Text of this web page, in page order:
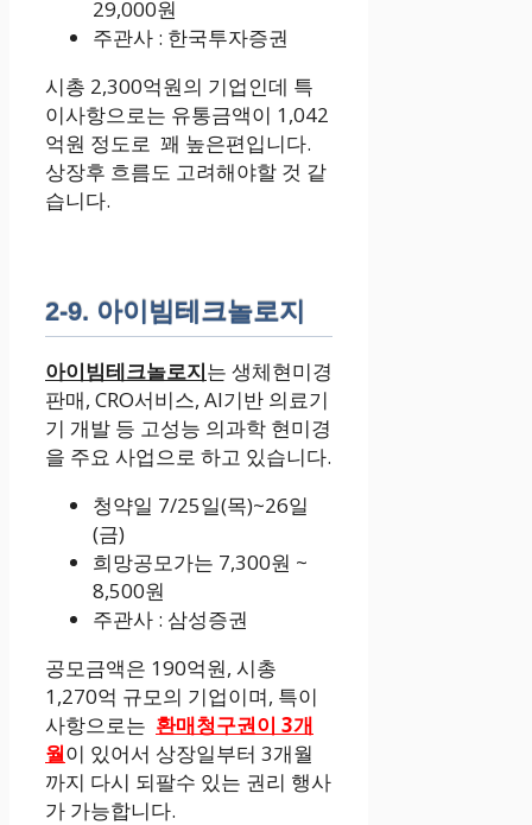
29,000원
주관사 : 한국투자증권
시총 2,300억원의 기업인데 특
이사항으로는 유통금액이 1,042
억원 정도로 꽤 높은편입니다.
상장후 흐름도 고려해야할 것 같
습니다.
2-9. 아이빔테크놀로지
아이빔테크놀로지는 생체현미경
판매, CRO서비스, AI기반 의료기
기 개발 등 고성능 의과학 현미경
을 주요 사업으로 하고 있습니다.
청약일 7/25일(목)~26일
(금)
희망공모가는 7,300원 ~
8,500원
주관사 : 삼성증권
공모금액은 190억원, 시총
1,270억 규모의 기업이며, 특이
사항으로는 환매청구권이 3개
월이 있어서 상장일부터 3개월
까지 다시 되팔수 있는 권리 행사
가 가능합니다.